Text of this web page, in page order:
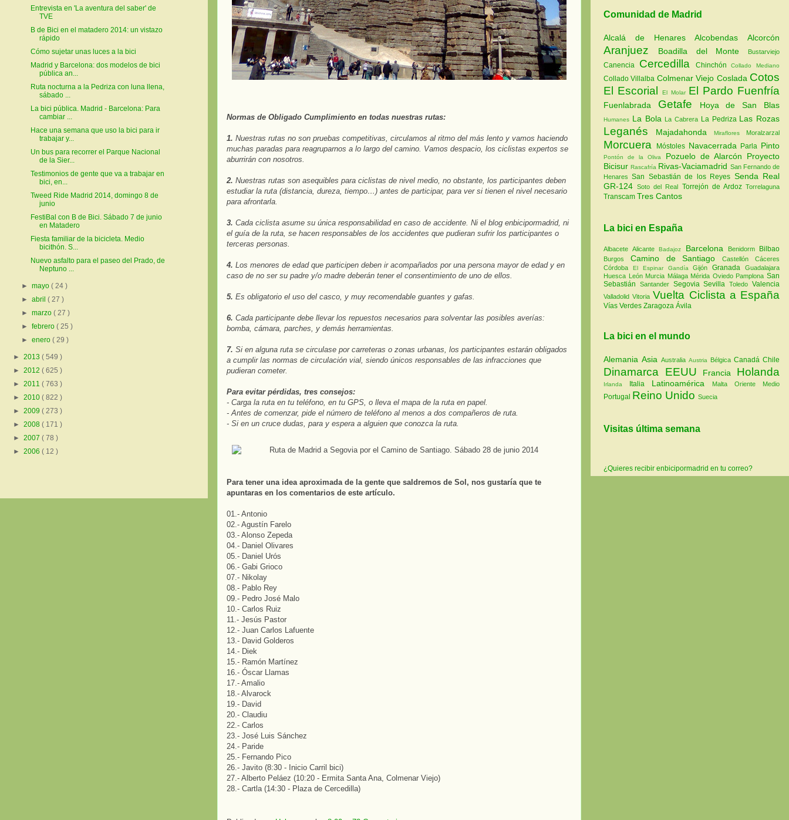
Normas de Obligado Cumplimiento en todas nuestras rutas:
1. Nuestras rutas no son pruebas competitivas, circulamos al ritmo del más lento y vamos haciendo
muchas paradas para reagruparnos a lo largo del camino. Vamos despacio, los ciclistas expertos se
aburrirán con nosotros.
2. Nuestras rutas son asequibles para ciclistas de nivel medio, no obstante, los participantes deben
estudiar la ruta (distancia, dureza, tiempo…) antes de participar, para ver si tienen el nivel necesario
para afrontarla.
3. Cada ciclista asume su única responsabilidad en caso de accidente. Ni el blog enbicipormadrid, ni
el guía de la ruta, se hacen responsables de los accidentes que pudieran sufrir los participantes o
terceras personas.
4. Los menores de edad que participen deben ir acompañados por una persona mayor de edad y en
caso de no ser su padre y/o madre deberán tener el consentimiento de uno de ellos.
5. Es obligatorio el uso del casco, y muy recomendable guantes y gafas.
6. Cada participante debe llevar los repuestos necesarios para solventar las posibles averías:
bomba, cámara, parches, y demás herramientas.
7. Si en alguna ruta se circulase por carreteras o zonas urbanas, los participantes estarán obligados
a cumplir las normas de circulación vial, siendo únicos responsables de las infracciones que
pudieran cometer.
Para evitar pérdidas, tres consejos:
- Carga la ruta en tu teléfono, en tu GPS, o lleva el mapa de la ruta en papel.
- Antes de comenzar, pide el número de teléfono al menos a dos compañeros de ruta.
- Si en un cruce dudas, para y espera a alguien que conozca la ruta.
Para tener una idea aproximada de la gente que saldremos de Sol, nos gustaría que te
apuntaras en los comentarios de este artículo.
01.- Antonio
02.- Agustín Farelo
03.- Alonso Zepeda
04.- Daniel Olivares
05.- Daniel Urós
06.- Gabi Grioco
07.- Nikolay
08.- Pablo Rey
09.- Pedro José Malo
10.- Carlos Ruiz
11.- Jesús Pastor
12.- Juan Carlos Lafuente
13.- David Golderos
14.- Diek
15.- Ramón Martínez
16.- Óscar Llamas
17.- Amalio
18.- Alvarock
19.- David
20.- Claudiu
22.- Carlos
23.- José Luis Sánchez
24.- Paride
25.- Fernando Pico
26.- Javito (8:30 - Inicio Carril bici)
27.- Alberto Peláez (10:20 - Ermita Santa Ana, Colmenar Viejo)
28.- Cartla (14:30 - Plaza de Cercedilla)
Entrevista en 'La aventura del saber' de
TVE
B de Bici en el matadero 2014: un vistazo
rápido
Cómo sujetar unas luces a la bici
Madrid y Barcelona: dos modelos de bici
pública an...
Ruta nocturna a la Pedriza con luna llena,
sábado ...
La bici pública. Madrid - Barcelona: Para
cambiar ...
Hace una semana que uso la bici para ir
trabajar y...
Un bus para recorrer el Parque Nacional
de la Sier...
Testimonios de gente que va a trabajar en
bici, en...
Tweed Ride Madrid 2014, domingo 8 de
junio
FestiBal con B de Bici. Sábado 7 de junio
en Matadero
Fiesta familiar de la bicicleta. Medio
bicithón. S...
Nuevo asfalto para el paseo del Prado, de
Neptuno ...
►mayo( 24 )
►abril( 27 )
►marzo( 27 )
►febrero( 25 )
►enero( 29 )
► 2013 ( 549 )
► 2012 ( 625 )
► 2011 ( 763 )
► 2010 ( 822 )
► 2009 ( 273 )
► 2008 ( 171 )
► 2007 ( 78 )
► 2006 ( 12 )
Comunidad de Madrid
Alcalá de HenaresAlcobendas Alcorcón
Aranjuez Boadilla del Monte Bustarviejo
Canencia Cercedilla ChinchónCollado Mediano
Collado Villalba Colmenar Viejo Coslada Cotos
El EscorialEl Molar El Pardo Fuenfría
Fuenlabrada Getafe Hoya de San Blas
Humanes La Bola La Cabrera La Pedriza Las Rozas
Leganés Majadahonda Miraflores Moralzarzal
Morcuera Móstoles Navacerrada Parla Pinto
Pontón de la Oliva Pozuelo de Alarcón Proyecto
BicisurRascafría Rivas-Vaciamadrid San Fernando de
HenaresSan Sebastián de los Reyes Senda Real
GR-124Soto del Real Torrejón de ArdozTorrelaguna
Transcam Tres Cantos
La bici en España
AlbaceteAlicanteBadajoz Barcelona Benidorm Bilbao
Burgos Camino de SantiagoCastellónCáceres
Córdoba El Espinar GandíaGijónGranadaGuadalajara
Huesca León Murcia Málaga Mérida Oviedo PamplonaSan
Sebastián Santander SegoviaSevillaToledoValencia
ValladolidVitoria Vuelta Ciclista a España
Vías Verdes Zaragoza Ávila
La bici en el mundo
Alemania Asia Australia Austria Bélgica Canadá Chile
Dinamarca EEUU Francia Holanda
Irlanda Italia Latinoamérica Malta Oriente Medio
Portugal Reino Unido Suecia
Visitas última semana
¿Quieres recibir enbicipormadrid en tu correo?